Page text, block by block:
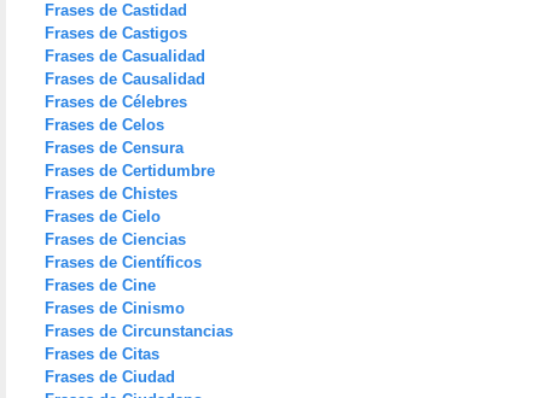
Frases de Castidad
Frases de Castigos
Frases de Casualidad
Frases de Causalidad
Frases de Célebres
Frases de Celos
Frases de Censura
Frases de Certidumbre
Frases de Chistes
Frases de Cielo
Frases de Ciencias
Frases de Científicos
Frases de Cine
Frases de Cinismo
Frases de Circunstancias
Frases de Citas
Frases de Ciudad